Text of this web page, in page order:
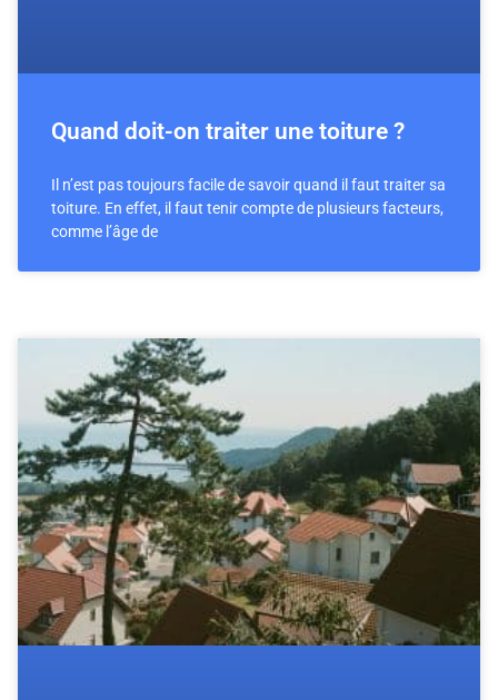
Quand doit-on traiter une toiture ?
Il n’est pas toujours facile de savoir quand il faut traiter sa
toiture. En effet, il faut tenir compte de plusieurs facteurs,
comme l’âge de